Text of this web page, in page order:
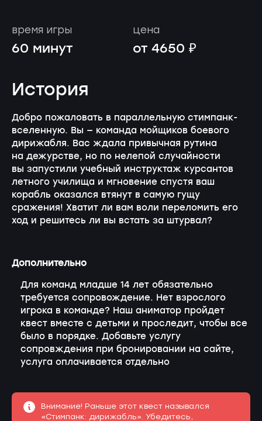
время игры
60 минут
цена
от 4650 ₽
История
Добро пожаловать в параллельную стимпанк-
вселенную. Вы — команда мойщиков боевого
дирижабля. Вас ждала привычная рутина
на дежурстве, но по нелепой случайности
вы запустили учебный инструктаж курсантов
летного училища и мгновение спустя ваш
корабль оказался втянут в самую гущу
сражения! Хватит ли вам воли переломить его
ход и решитесь ли вы встать за штурвал?
Дополнительно
Для команд младше 14 лет обязательно
требуется сопровождение. Нет взрослого
игрока в команде? Наш аниматор пройдет
квест вместе с детьми и проследит, чтобы все
было в порядке. Добавьте услугу
сопровждения при бронировании на сайте,
услуга оплачивается отдельно
Внимание! Раньше этот квест назывался
«Стимпанк: дирижабль». Убедитесь,